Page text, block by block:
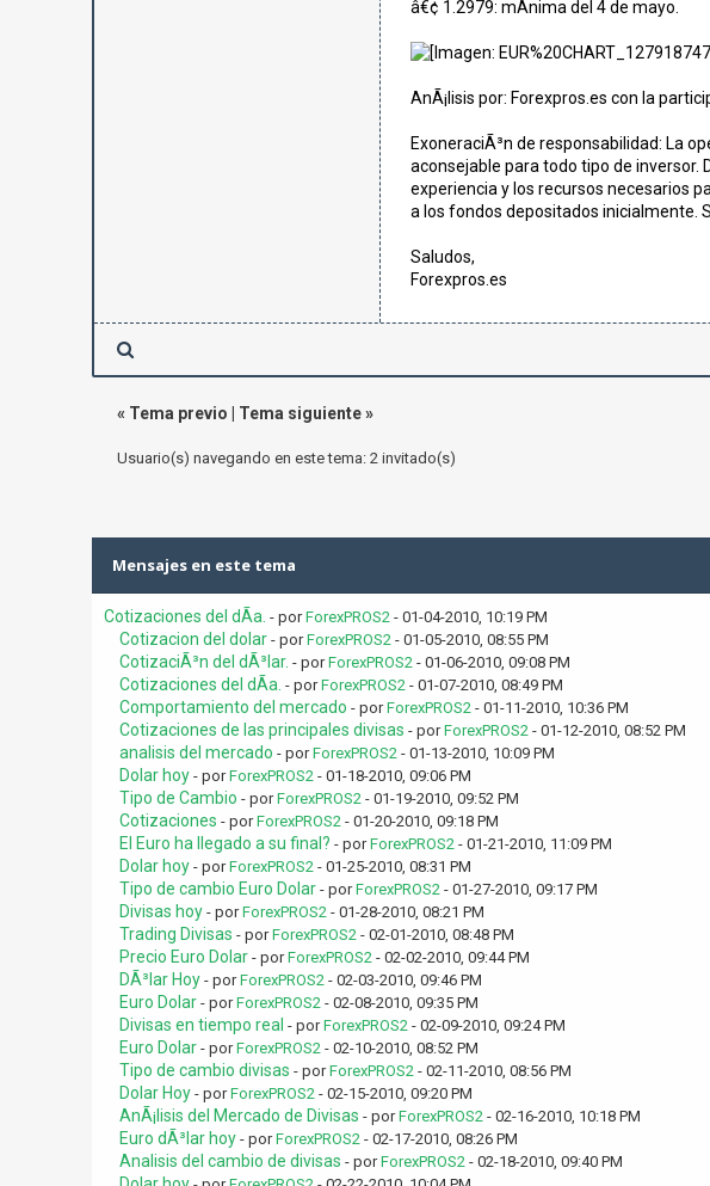
â€¢ 1.2979: mÃ­nima del 4 de mayo.
AnÃ¡lisis por: Forexpros.es con la
ExoneraciÃ³n de responsabilidad: La
aconsejable para todo tipo de
experiencia y los recursos necesarios
a los fondos depositados inicialmente.
Saludos,
Forexpros.es
« Tema previo Tema siguiente»
Usuario(s) navegando en este tema: 2 invitado(s)
Mensajes en este tema
Cotizaciones del dÃ­a. - porForexPROS2- 01-04-2010, 10:19 PM
Cotizacion del dolar - porForexPROS2- 01-05-2010, 08:55 PM
CotizaciÃ³n del dÃ³lar. - porForexPROS2- 01-06-2010, 09:08 PM
Cotizaciones del dÃ­a. - porForexPROS2- 01-07-2010, 08:49 PM
Comportamiento del mercado - porForexPROS2- 01-11-2010, 10:36 PM
Cotizaciones de las principales divisas - porForexPROS2- 01-12-2010, 08:52 PM
analisis del mercado - porForexPROS2- 01-13-2010, 10:09 PM
Dolar hoy - porForexPROS2- 01-18-2010, 09:06 PM
Tipo de Cambio - porForexPROS2- 01-19-2010, 09:52 PM
Cotizaciones - porForexPROS2- 01-20-2010, 09:18 PM
El Euro ha llegado a su final? - porForexPROS2- 01-21-2010, 11:09 PM
Dolar hoy - porForexPROS2- 01-25-2010, 08:31 PM
Tipo de cambio Euro Dolar - porForexPROS2- 01-27-2010, 09:17 PM
Divisas hoy - porForexPROS2- 01-28-2010, 08:21 PM
Trading Divisas - porForexPROS2- 02-01-2010, 08:48 PM
Precio Euro Dolar - porForexPROS2- 02-02-2010, 09:44 PM
DÃ³lar Hoy - porForexPROS2- 02-03-2010, 09:46 PM
Euro Dolar - porForexPROS2- 02-08-2010, 09:35 PM
Divisas en tiempo real - porForexPROS2- 02-09-2010, 09:24 PM
Euro Dolar - porForexPROS2- 02-10-2010, 08:52 PM
Tipo de cambio divisas - porForexPROS2- 02-11-2010, 08:56 PM
Dolar Hoy - porForexPROS2- 02-15-2010, 09:20 PM
AnÃ¡lisis del Mercado de Divisas - porForexPROS2- 02-16-2010, 10:18 PM
Euro dÃ³lar hoy - porForexPROS2- 02-17-2010, 08:26 PM
Analisis del cambio de divisas - porForexPROS2- 02-18-2010, 09:40 PM